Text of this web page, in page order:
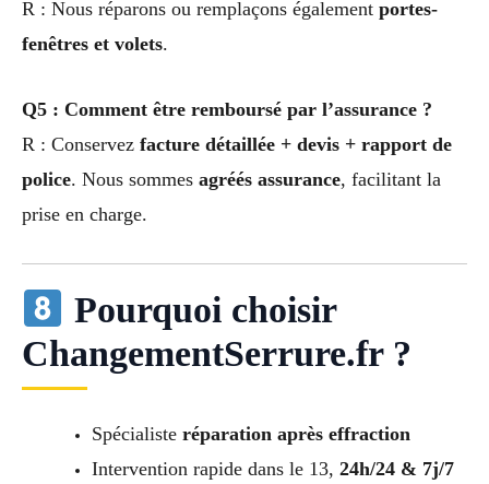
R : Nous réparons ou remplaçons également portes-
fenêtres et volets.
Q5 : Comment être remboursé par l’assurance ?
R : Conservez facture détaillée + devis + rapport de
police. Nous sommes agréés assurance, facilitant la
prise en charge.
Pourquoi choisir
ChangementSerrure.fr ?
Spécialiste réparation après effraction
Intervention rapide dans le 13, 24h/24 & 7j/7